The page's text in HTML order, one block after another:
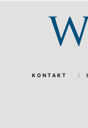
KONTAKT